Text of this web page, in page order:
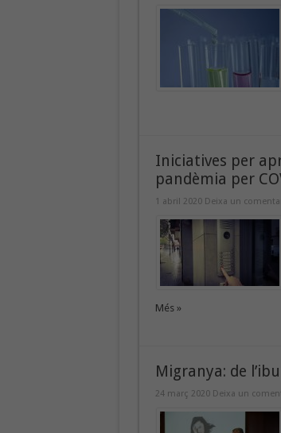
Iniciatives per
pandèmia per
1 abril 2020 Deixa un
Més »
Migranya: de
24 març 2020 Deixa un